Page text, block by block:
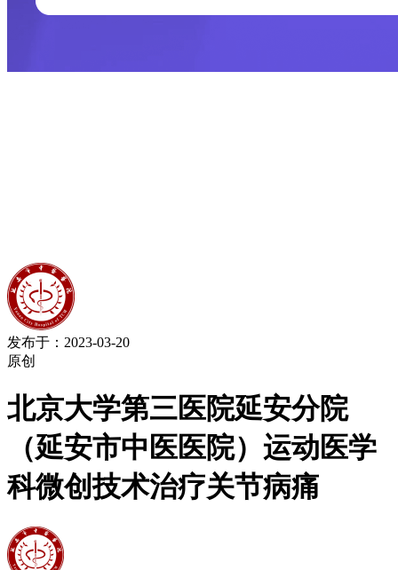
发布于：2023-03-20
原创
北京大学第三医院延安分院
（延安市中医医院）运动医学
科微创技术治疗关节病痛